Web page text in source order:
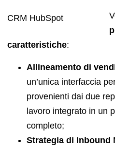
CRM HubSpot
caratteristiche:
Allineamento di
un’unica interfaccia
provenienti dai due
lavoro integrato in un
completo;
Strategia di Inbound